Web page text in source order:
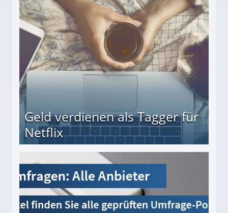
Geld verdienen als Tagger für
Netflix